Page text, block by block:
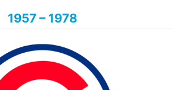
1957 – 1978